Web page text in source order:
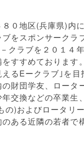
０地区(兵庫県)内
をスポンサークラ
クラブを２０１４
すすめております。
るEークラブ｣を目
財団学友、ロータ
交換などの卒業生、
の)およびロータリ
ある近隣の若者で